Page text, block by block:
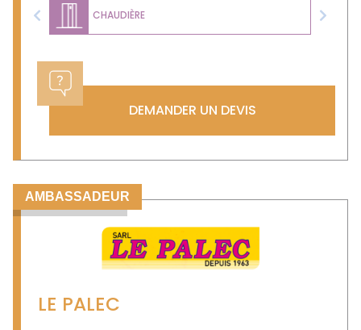
CHAUDIÈRE
Previous Next
DEMANDER UN DEVIS
AMBASSADEUR
LE PALEC